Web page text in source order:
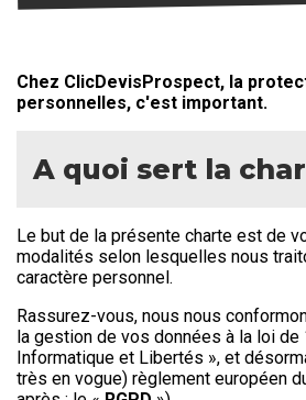
Chez ClicDevisProspect, la
personnelles, c'est important.
A quoi sert la
Le but de la présente charte est de
modalités selon lesquelles nous
caractère personnel.
Rassurez-vous, nous nous
la gestion de vos données à la loi de
Informatique et Libertés », et
très en vogue) règlement européen